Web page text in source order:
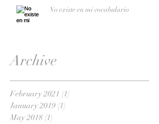
No existe en mi vocabulario
Archive
February 2021 (1)
January 2019 (1)
May 2018 (1)